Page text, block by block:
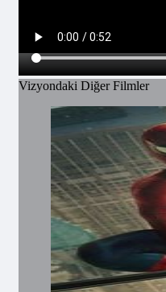
Vizyondaki Diğer Filmler